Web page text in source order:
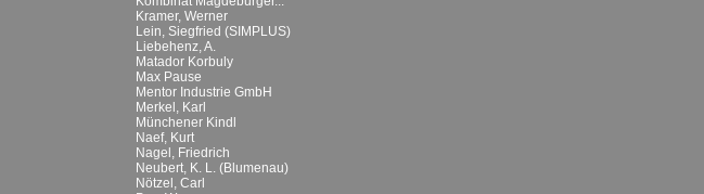
Kramer, Werner
Lein, Siegfried (SIMPLUS)
Liebehenz, A.
Matador Korbuly
Max Pause
Mentor Industrie GmbH
Merkel, Karl
Münchener Kindl
Naef, Kurt
Nagel, Friedrich
Neubert, K. L. (Blumenau)
Nötzel, Carl